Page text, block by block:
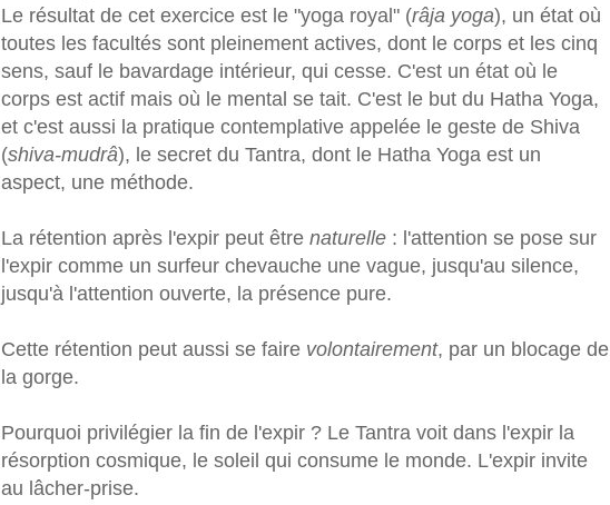
Le résultat de cet exercice est le "yoga royal" (râja yoga), un état où
toutes les facultés sont pleinement actives, dont le corps et les cinq
sens, sauf le bavardage intérieur, qui cesse. C'est un état où le
corps est actif mais où le mental se tait. C'est le but du Hatha Yoga,
et c'est aussi la pratique contemplative appelée le geste de Shiva
(shiva-mudrâ), le secret du Tantra, dont le Hatha Yoga est un
aspect, une méthode.
La rétention après l'expir peut être naturelle : l'attention se pose sur
l'expir comme un surfeur chevauche une vague, jusqu'au silence,
jusqu'à l'attention ouverte, la présence pure.
Cette rétention peut aussi se faire volontairement, par un blocage de
la gorge.
Pourquoi privilégier la fin de l'expir ? Le Tantra voit dans l'expir la
résorption cosmique, le soleil qui consume le monde. L'expir invite
au lâcher-prise.